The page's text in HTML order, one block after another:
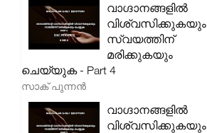
വാഗ്ദാനങ്ങളിൽ
വിശ്വസിക്കുകയും
സ്വയത്തിന്
മരിക്കുകയും
ചെയ്യുക - Part 4
സാക് പുന്നൻ
വാഗ്ദാനങ്ങളിൽ
വിശ്വസിക്കുകയും